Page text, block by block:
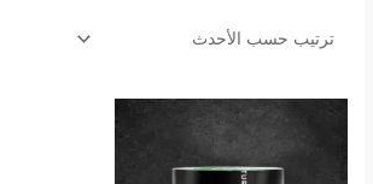
نطاق
السعر:
هناك